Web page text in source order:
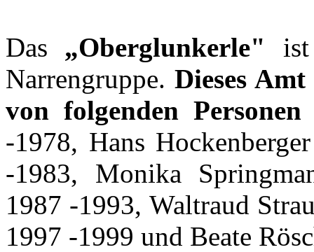
Das „Oberglunkerle"
Narrengruppe. Dieses
von folgenden Personen
-1978, Hans
-1983, Monika
1987 -1993, Waltraud
1997 -1999 und Beate